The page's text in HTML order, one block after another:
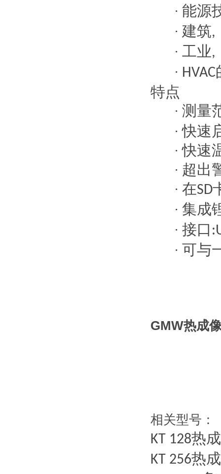
· 能源
· 建筑,
· 工业,
· HVAC
特点
· 测量
·快速
·快速
· 超出
· 在SD
· 集成
· 接口
· 可与
GMW热成
相关型号：
KT 128热
KT 256热